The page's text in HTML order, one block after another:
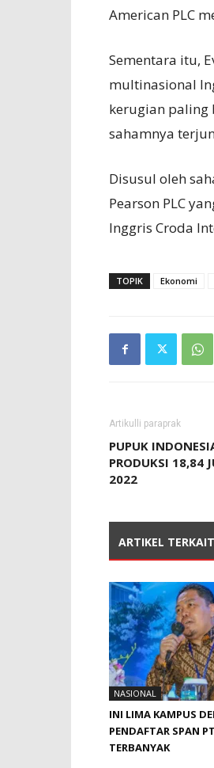
American PLC
Sementara itu,
multinasional
kerugian paling
sahamnya
Disusul oleh
Pearson PLC
Inggris Croda
TOPIK Ekonomi
Artikulli paraprak
PUPUK
PRODUKSI 18,84
2022
ARTIKEL TERKAIT
NASIONAL
INI LIMA KAMPUS
PENDAFTAR SPAN
TERBANYAK